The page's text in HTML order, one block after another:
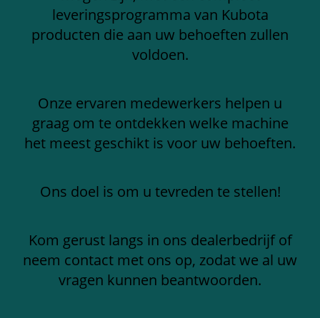
leveringsprogramma van Kubota
producten die aan uw behoeften zullen
voldoen.
Onze ervaren medewerkers helpen u
graag om te ontdekken welke machine
het meest geschikt is voor uw behoeften.
Ons doel is om u tevreden te stellen!
Kom gerust langs in ons dealerbedrijf of
neem contact met ons op, zodat we al uw
vragen kunnen beantwoorden.